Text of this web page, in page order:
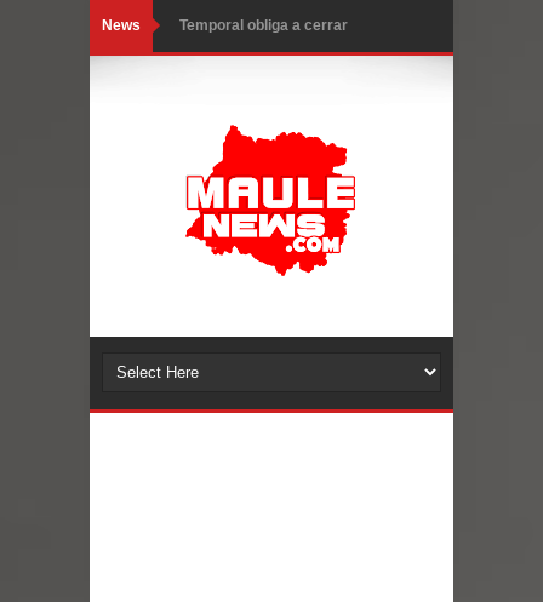
News Temporal obliga a cerrar
Chancho en Talca tras caída de
ramas cerca de carpas
Miles llegan a la Plaza de Armas de
Talca en el inicio de la Fiesta del
Torneo de Asadores reúne a 13